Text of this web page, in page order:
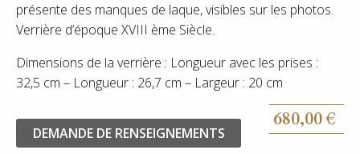
présente des manques de laque, visibles sur les photos.
Verrière d’époque XVIII ème Siècle.
Dimensions de la verrière : Longueur avec les prises :
32,5 cm – Longueur : 26,7 cm – Largeur : 20 cm
DEMANDE DE RENSEIGNEMENTS
680,00€